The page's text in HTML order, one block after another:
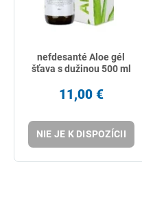
nefdesanté Aloe gél
šťava s dužinou 500 ml
11,00 €
NIE JE K DISPOZÍCII